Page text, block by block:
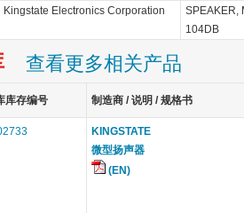
Kingstate Electronics Corporation
SPEAKER,
104DB
查看更多相关产品
库存编号 制造商 / 说明 / 规格书
KINGSTATE
微型扬声器
(EN)